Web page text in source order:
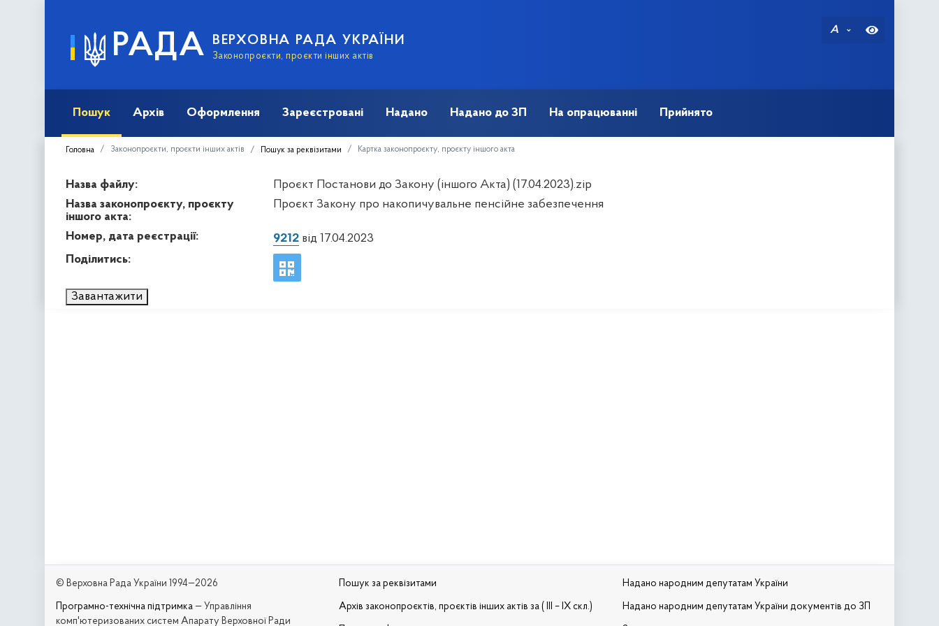
РАДА ВЕРХОВНА РАДА УКРАЇНИ
Законопроєкти, проєкти інших актів
A
Пошук Архів Оформлення Зареєстровані Надано Надано до ЗП На опрацюванні Прийнято
Головна Законопроєкти, проєкти інших актів Пошук за реквізитами Картка законопроєкту, проєкту іншого акта
Назва файлу:
Проєкт Постанови до Закону (іншого Акта) (17.04.2023).zip
Назва законопроєкту, проєкту
іншого акта:
Проєкт Закону про накопичувальне пенсійне забезпечення
Номер, дата реєстрації: 9212від 17.04.2023
Поділитись:
Завантажити
© Верховна Рада України 1994—2026
Програмно-технічна підтримка — Управління
комп'ютеризованих систем Апарату Верховної Ради
Пошук за реквізитами
Архів законопроєктів, проєктів інших актів за ( III – IX скл.)
Надано народним депутатам України
Надано народним депутатам України документів до ЗП